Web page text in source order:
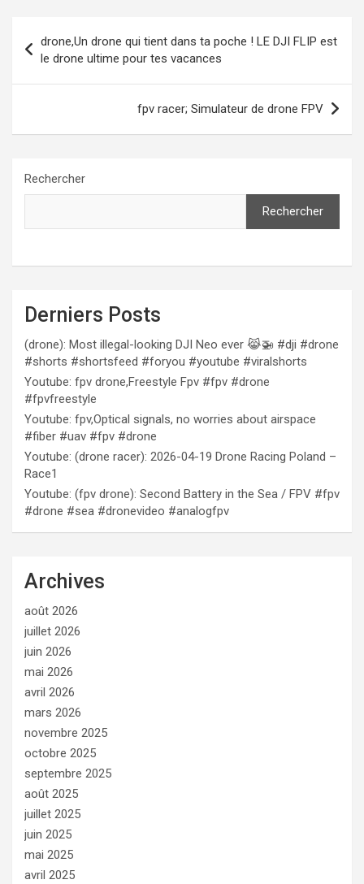
de
l’article
drone,Un drone qui tient dans ta poche ! LE DJI FLIP est
le drone ultime pour tes vacances
fpv racer; Simulateur de drone FPV
Rechercher
Rechercher
Derniers Posts
(drone): Most illegal-looking DJI Neo ever 😹🚁 #dji #drone
#shorts #shortsfeed #foryou #youtube #viralshorts
Youtube: fpv drone,Freestyle Fpv #fpv #drone
#fpvfreestyle
Youtube: fpv,Optical signals, no worries about airspace
#fiber #uav #fpv #drone
Youtube: (drone racer): 2026-04-19 Drone Racing Poland –
Race1
Youtube: (fpv drone): Second Battery in the Sea / FPV #fpv
#drone #sea #dronevideo #analogfpv
Archives
août 2026
juillet 2026
juin 2026
mai 2026
avril 2026
mars 2026
novembre 2025
octobre 2025
septembre 2025
août 2025
juillet 2025
juin 2025
mai 2025
avril 2025